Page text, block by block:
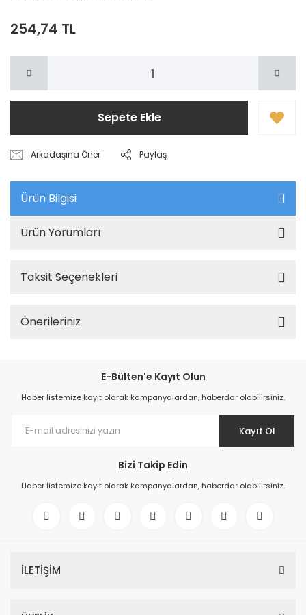
254,74 TL
Sepete Ekle
Arkadaşına Öner Paylaş
Ürün Bilgisi
Ürün Yorumları
Taksit Seçenekleri
Önerileriniz
E-Bülten'e Kayıt Olun
Haber listemize kayıt olarak kampanyalardan, haberdar olabilirsiniz.
Kayıt Ol
Bizi Takip Edin
Haber listemize kayıt olarak kampanyalardan, haberdar olabilirsiniz.
İLETİŞİM